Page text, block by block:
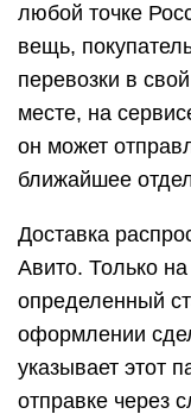
любой точке
вещь,
перевозки в
месте, на
он может
ближайшее
Доставка
Авито. Только
определенный
оформлении
указывает этот
отправке через